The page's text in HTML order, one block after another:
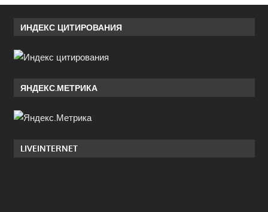
ИНДЕКС ЦИТИРОВАНИЯ
ЯНДЕКС.МЕТРИКА
LIVEINTERNET